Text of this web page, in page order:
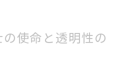
使命と透明性の